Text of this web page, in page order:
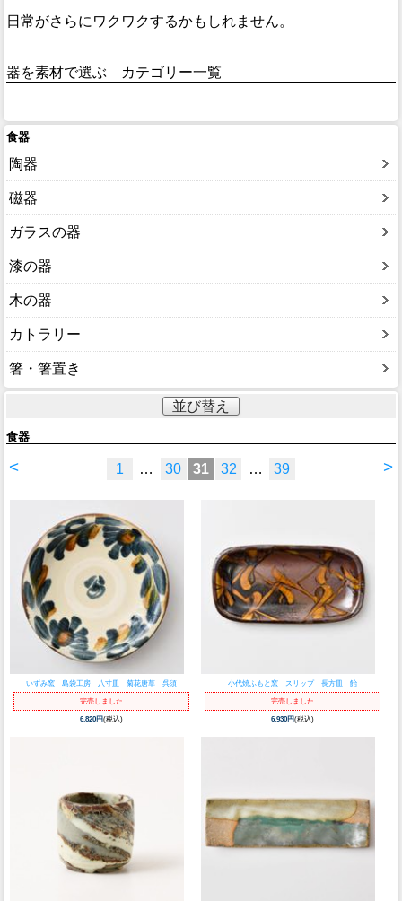
日常がさらにワクワクするかもしれません。
器を素材で選ぶ カテゴリー一覧
食器
陶器
磁器
ガラスの器
漆の器
木の器
カトラリー
箸・箸置き
並び替え
食器
< >
1 … 30 31 32 … 39
いずみ窯 島袋工房 八寸皿 菊花唐草 呉須
完売しました
6,820円(税込)
小代焼ふもと窯 スリップ 長方皿 飴
完売しました
6,930円(税込)